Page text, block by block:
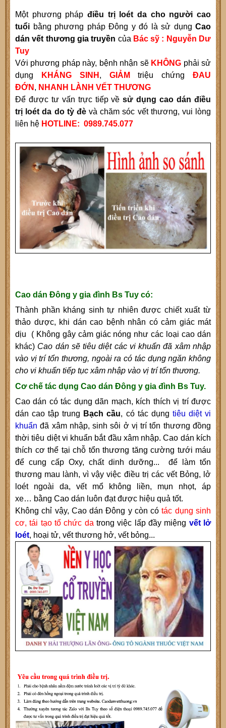
Một phương pháp điều trị loét da cho người cao
tuổi bằng phương pháp Đông y đó là sử dụng Cao
dán vết thương gia truyền của Bác sỹ : Nguyễn Dư
Tuy
Với phương pháp này, bệnh nhận sẽ KHÔNG phải sử
dụng
KHÁNG SINH , GIẢM triệu chứngĐAU
ĐỚN , NHANH LÀNH VẾT THƯƠNG
Để được tư vấn trực tiếp vềsử dụng cao dán điều
trị loét da do tỳ đèvà chăm sóc vết thương, vui lòng
liên hệ HOTLINE: 0989.745.077
Cao dán Đông y gia đình Bs Tuy có:
Thành phần kháng sinh tự nhiên được chiết xuất từ
thảo dược, khi dán cao bệnh nhân có cảm giác mát
dịu ( Không gây cảm giác nóng như các loại cao dán
khác) Cao dán sẽ tiêu diệt các vi khuẩn đã xâm nhập
vào vị trí tổn thương, ngoài ra có tác dụng ngăn không
cho vi khuẩn tiếp tục xâm nhập vào vị trí tổn thương.
Cơ chế tác dụng Cao dán Đông y gia đình Bs Tuy.
Cao dán có tác dụng dãn mạch, kích thích vị trí được
dán caotập trung Bạch cầu, có tác dụng tiêu diệt vi
khuẩn đã xâm nhập, sinh sôi ở vị trí tổn thương đồng
thời tiêu diệt vi khuẩn bắt đầu xâm nhập.Cao dán kích
thích cơ thể tại chỗ tổn thương tăng cường tưới máu
để cung cấp Oxy, chất dinh dưỡng... để làm tổn
thương mau lành, vì vậy việc điều trị các vết Bỏng, lở
loét ngoài da, vết mổ không liền, mụn nhọt, áp
xe… bằng Cao dán luôn đạt được hiệu quả tốt.
Không chỉ vậy, Cao dán Đông ycòn cótác dụng sinh
cơ, tái tạo tổ chức da trong việc lấp đầy miệng vết lở
loét, hoại tử, vết thương hở, vết bỏng...